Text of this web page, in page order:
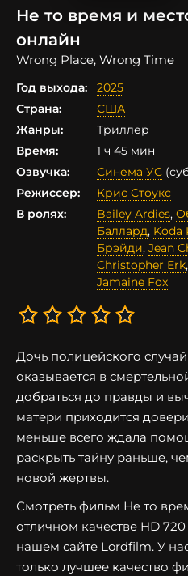
Не то время и
онлайн
Wrong Place, Wrong Time
Год выхода:
2025
Страна:
США
Жанры:
Триллер
Время:
1 ч 45 мин
Озвучка:
Синема УС
Режиссер:
Крис Стоукс
В ролях:
Bailey Ardies,
Баллард, Koda
Брэйди, Jean
Christopher Erk,
Jamaine Fox
Дочь полицейского
оказывается в
добраться до правды и
матери приходится
меньше всего ждала
раскрыть тайну раньше,
новой жертвы.
Смотреть фильм Не то
отличном качестве HD
нашем сайте Lordfilm. У
только лучшее качество